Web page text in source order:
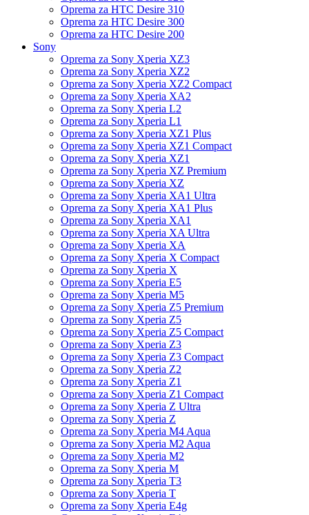
Oprema za HTC Desire 310
Oprema za HTC Desire 300
Oprema za HTC Desire 200
Sony
Oprema za Sony Xperia XZ3
Oprema za Sony Xperia XZ2
Oprema za Sony Xperia XZ2 Compact
Oprema za Sony Xperia XA2
Oprema za Sony Xperia L2
Oprema za Sony Xperia L1
Oprema za Sony Xperia XZ1 Plus
Oprema za Sony Xperia XZ1 Compact
Oprema za Sony Xperia XZ1
Oprema za Sony Xperia XZ Premium
Oprema za Sony Xperia XZ
Oprema za Sony Xperia XA1 Ultra
Oprema za Sony Xperia XA1 Plus
Oprema za Sony Xperia XA1
Oprema za Sony Xperia XA Ultra
Oprema za Sony Xperia XA
Oprema za Sony Xperia X Compact
Oprema za Sony Xperia X
Oprema za Sony Xperia E5
Oprema za Sony Xperia M5
Oprema za Sony Xperia Z5 Premium
Oprema za Sony Xperia Z5
Oprema za Sony Xperia Z5 Compact
Oprema za Sony Xperia Z3
Oprema za Sony Xperia Z3 Compact
Oprema za Sony Xperia Z2
Oprema za Sony Xperia Z1
Oprema za Sony Xperia Z1 Compact
Oprema za Sony Xperia Z Ultra
Oprema za Sony Xperia Z
Oprema za Sony Xperia M4 Aqua
Oprema za Sony Xperia M2 Aqua
Oprema za Sony Xperia M2
Oprema za Sony Xperia M
Oprema za Sony Xperia T3
Oprema za Sony Xperia T
Oprema za Sony Xperia E4g